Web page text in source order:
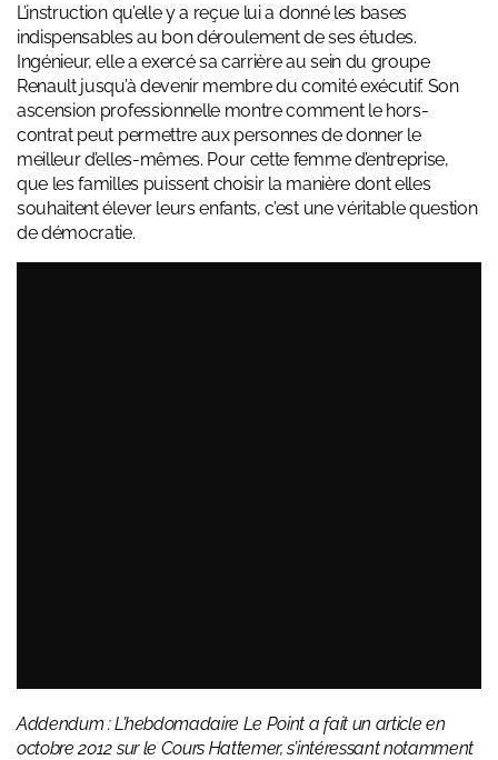
L’instruction qu’elle y a reçue lui a donné les bases
indispensables au bon déroulement de ses études.
Ingénieur, elle a exercé sa carrière au sein du groupe
Renault jusqu’à devenir membre du comité exécutif. Son
ascension professionnelle montre comment le hors-
contrat peut permettre aux personnes de donner le
meilleur d’elles-mêmes. Pour cette femme d’entreprise,
que les familles puissent choisir la manière dont elles
souhaitent élever leurs enfants, c’est une véritable question
de démocratie.
Addendum : L’hebdomadaire Le Point a fait un article en
octobre 2012 sur le Cours Hattemer, s’intéressant notamment